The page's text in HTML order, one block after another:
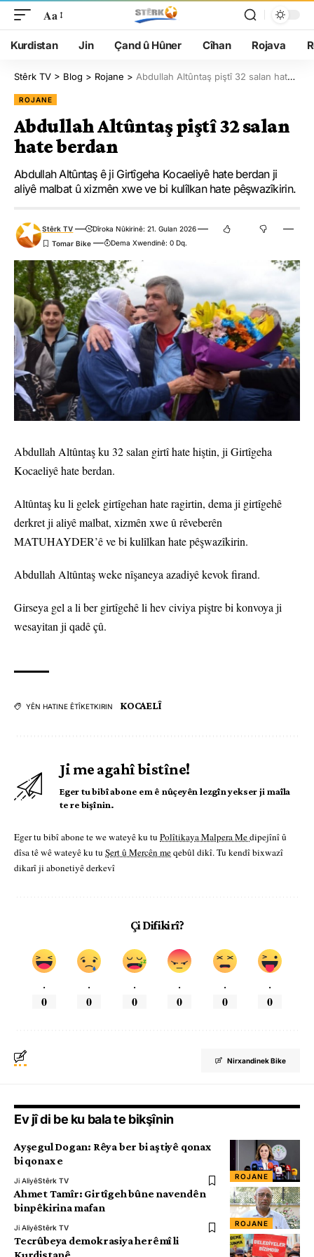
Aa
Kurdistan Jin Çand û Hûner Cîhan Rojava
Stêrk TV > Blog > Rojane > Abdullah Altûntaş piştî 32 salan hate berdan
ROJANE
Abdullah Altûntaş piştî 32 salan
hate berdan
Abdullah Altûntaş ê ji Girtîgeha Kocaeliyê hate berdan ji
aliyê malbat û xizmên xwe ve bi kulîlkan hate pêşwazîkirin.
Stêrk TV
Dîroka Nûkirinê: 21. Gulan 2026
Dema Xwendinê: 0 Dq.
Abdullah Altûntaş ku 32 salan girtî hate hiştin, ji Girtîgeha
Kocaeliyê hate berdan.
Altûntaş ku li gelek girtîgehan hate ragirtin, dema ji girtîgehê
derkret ji aliyê malbat, xizmên xwe û rêveberên
MATUHAYDER’ê ve bi kulîlkan hate pêşwazîkirin.
Abdullah Altûntaş weke nîşaneya azadiyê kevok firand.
Girseya gel a li ber girtîgehê li hev civiya piştre bi konvoya ji
wesayitan ji qadê çû.
YÊN HATINE ÊTÎKETKIRIN KOCAELÎ
Ji me agahî bistîne!
Eger tu bibî abone em ê nûçeyên lezgîn yekser ji maîla
te re bişînin.
Eger tu bibî abone te we wateyê ku tu Polîtikaya Malpera Medipejînî û
dîsa tê wê wateyê ku tu Şert û Mercên meqebûl dikî. Tu kendî bixwazî
dikarî ji abonetiyê derkevî
Çi Difikirî?
.
0
.
0
.
0
.
0
.
0
.
0
Nirxandinek Bike
Ev jî di be ku bala te bikşînin
ROJANE
Ayşegul Dogan: Rêya ber bi aştiyê qonax
bi qonax e
Ji AliyêStêrk TV
ROJANE
Ahmet Tamîr: Girtîgeh bûne navendên
binpêkirina mafan
Ji AliyêStêrk TV
Tecrûbeya demokrasiya herêmî li